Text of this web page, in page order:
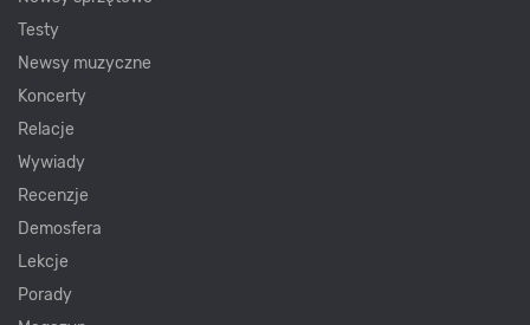
Testy
Newsy muzyczne
Koncerty
Relacje
Wywiady
Recenzje
Demosfera
Lekcje
Porady